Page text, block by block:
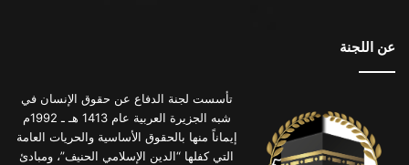
عن اللجنة
تأسست لجنة الدفاع عن حقوق الإنسان في
شبه الجزيرة العربية عام 1413 هـ ـ 1992م
إيماناً منها بالحقوق الأساسية والحريات العامة
التي كفلها “الدين الإسلامي الحنيف”، ومبادئ